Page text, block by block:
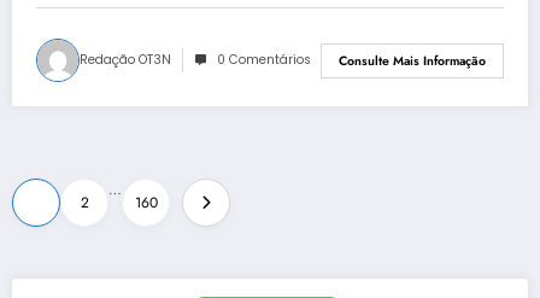
Redação OT3N 0 Comentários Consulte Mais Informação
Paginação
de
posts
2
…
160